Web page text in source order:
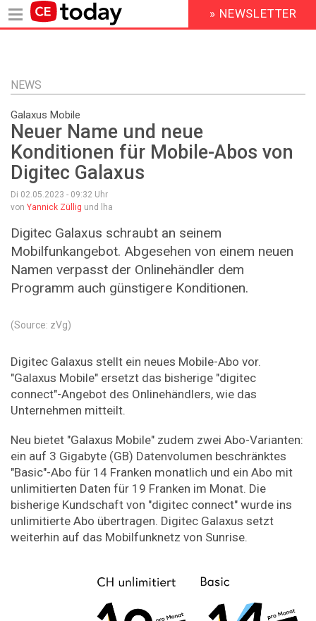
Inhalt
HEADER
MENU
» NEWSLETTER
NEWS
Galaxus Mobile
Neuer Name und neue
Konditionen für Mobile-Abos von
Digitec Galaxus
Di 02.05.2023 - 09:32 Uhr
von Yannick Züllig und lha
Digitec Galaxus schraubt an seinem
Mobilfunkangebot. Abgesehen von einem neuen
Namen verpasst der Onlinehändler dem
Programm auch günstigere Konditionen.
(Source: zVg)
Digitec Galaxus stellt ein neues Mobile-Abo vor.
"Galaxus Mobile" ersetzt das bisherige "digitec
connect"-Angebot des Onlinehändlers, wie das
Unternehmen mitteilt.
Neu bietet "Galaxus Mobile" zudem zwei Abo-Varianten:
ein auf 3 Gigabyte (GB) Datenvolumen beschränktes
"Basic"-Abo für 14 Franken monatlich und ein Abo mit
unlimitierten Daten für 19 Franken im Monat. Die
bisherige Kundschaft von "digitec connect" wurde ins
unlimitierte Abo übertragen. Digitec Galaxus setzt
weiterhin auf das Mobilfunknetz von Sunrise.